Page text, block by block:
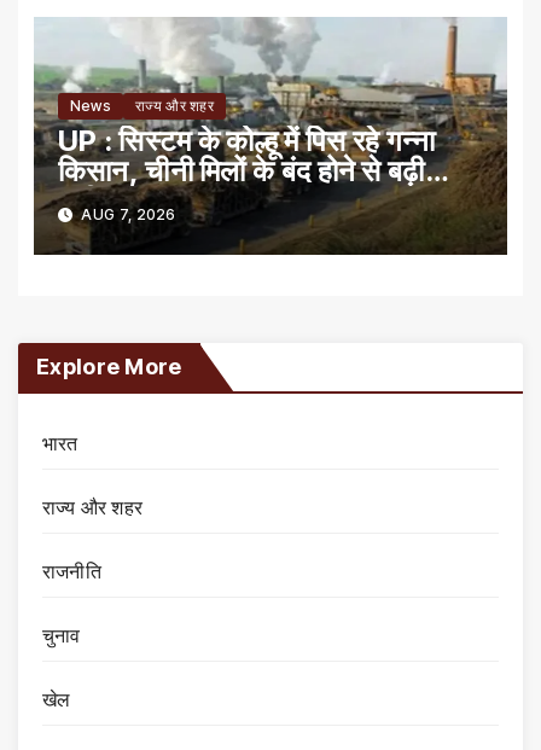
News राज्य और शहर
UP : सिस्टम के कोल्हू में पिस रहे गन्ना
किसान, चीनी मिलों के बंद होने से बढ़ी
मुसीबत
AUG 7, 2026
Explore More
भारत
राज्य और शहर
राजनीति
चुनाव
खेल